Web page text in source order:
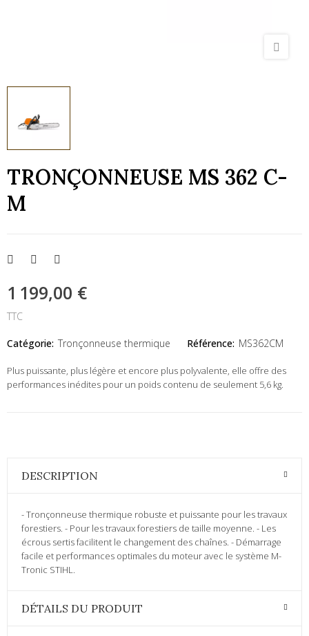
TRONÇONNEUSE MS 362 C-
M
1 199,00 €
TTC
Catégorie: Tronçonneuse thermique Référence: MS362CM
Plus puissante, plus légère et encore plus polyvalente, elle offre des
performances inédites pour un poids contenu de seulement 5,6 kg.
DESCRIPTION
- Tronçonneuse thermique robuste et puissante pour les travaux
forestiers. - Pour les travaux forestiers de taille moyenne. - Les
écrous sertis facilitent le changement des chaînes. - Démarrage
facile et performances optimales du moteur avec le système M-
Tronic STIHL.
DÉTAILS DU PRODUIT